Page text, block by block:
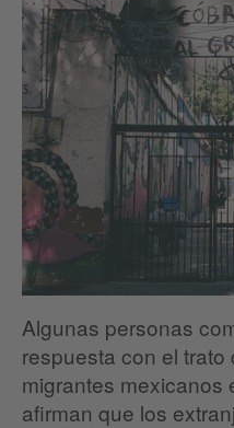
Algunas personas
respuesta con el trato
migrantes mexicanos
afirman que los